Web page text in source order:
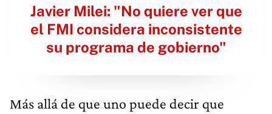
Javier Milei: "No quiere ver que
el FMI considera inconsistente
su programa de gobierno"
Más allá de que uno puede decir que